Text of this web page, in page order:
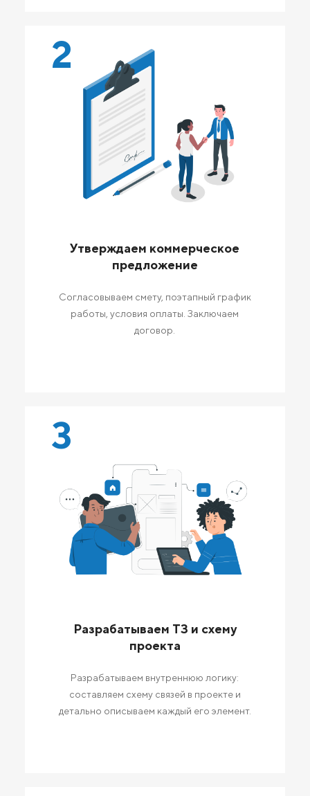
2
Утверждаем коммерческое
предложение
Согласовываем смету, поэтапный график
работы, условия оплаты. Заключаем
договор.
3
Разрабатываем ТЗ и схему
проекта
Разрабатываем внутреннюю логику:
составляем схему связей в проекте и
детально описываем каждый его элемент.